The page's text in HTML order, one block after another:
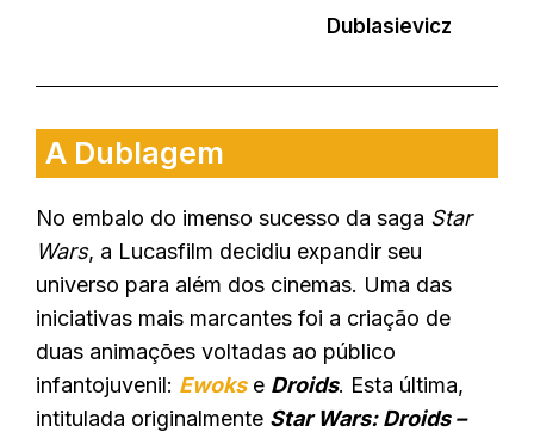
Dublasievicz
A Dublagem
No embalo do imenso sucesso da saga Star
Wars, a Lucasfilm decidiu expandir seu
universo para além dos cinemas. Uma das
iniciativas mais marcantes foi a criação de
duas animações voltadas ao público
infantojuvenil: Ewokse Droids. Esta última,
intitulada originalmente Star Wars: Droids –